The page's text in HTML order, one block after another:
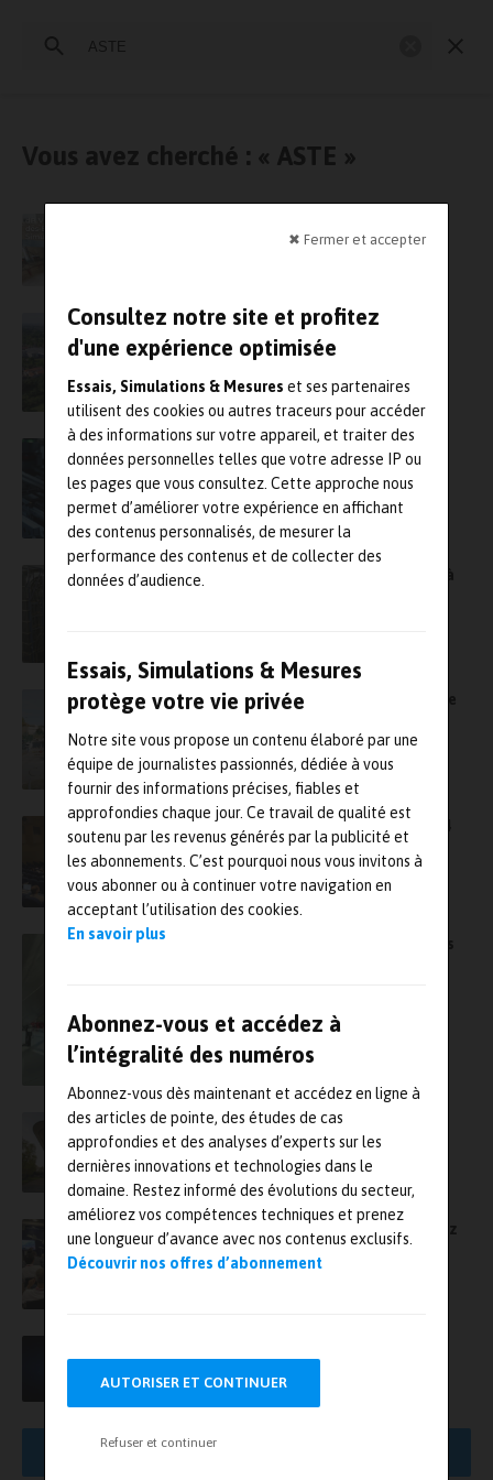
✖ Fermer et accepter
Consultez notre site et profitez
d'une expérience optimisée
Essais, Simulations & Mesures et ses partenaires
utilisent des cookies ou autres traceurs pour accéder
à des informations sur votre appareil, et traiter des
données personnelles telles que votre adresse IP ou
les pages que vous consultez. Cette approche nous
permet d’améliorer votre expérience en affichant
des contenus personnalisés, de mesurer la
performance des contenus et de collecter des
données d’audience.
Essais, Simulations & Mesures
protège votre vie privée
Notre site vous propose un contenu élaboré par une
équipe de journalistes passionnés, dédiée à vous
fournir des informations précises, fiables et
approfondies chaque jour. Ce travail de qualité est
soutenu par les revenus générés par la publicité et
les abonnements. C’est pourquoi nous vous invitons à
vous abonner ou à continuer votre navigation en
acceptant l’utilisation des cookies.
En savoir plus
Abonnez-vous et accédez à
l’intégralité des numéros
Abonnez-vous dès maintenant et accédez en ligne à
des articles de pointe, des études de cas
approfondies et des analyses d’experts sur les
dernières innovations et technologies dans le
domaine. Restez informé des évolutions du secteur,
améliorez vos compétences techniques et prenez
une longueur d’avance avec nos contenus exclusifs.
Découvrir nos offres d’abonnement
AUTORISER ET CONTINUER
Refuser et continuer
Vous avez cherché : « ASTE »
Essais et de la simulation – Astelab
À ne pas manquer : un Tech’Day ASTE chez
Liebherr-Aerospace Toulouse
Siemens acquiert Aster Technologies et se
renforce dans le test des circuits imprimés
Rappel : Astelab 2025 de retour début juillet à
Astelab 2025 revient début juillet à Cadarache
sur les essais et la simulation
Une journée technique ASTE au CEA List le 14
novembre prochain à Paris-Saclay
Astelab 2024 – Programme des deux journées
Appel à communication pour le colloque de
l’ASTE, les 25 et 26 juin à l’Insa de Rouen
Journée technique ASTE, le 22 novembre chez
ArianeGroup
Thales Alenia Space – Programme et détails
pratiques
AFFICHER PLUS DE RÉSULTATS